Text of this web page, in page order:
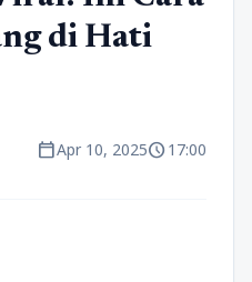
di Hati
calendar_todayApr 10, 2025schedule17:00